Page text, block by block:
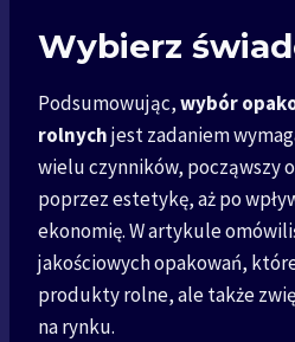
Wybierz
Podsumowując,wybór
rolnychjest zadaniem
wielu czynników, począwszy
poprzez estetykę, aż po
ekonomię. W artykule
jakościowych opakowań,
produkty rolne, ale także
na rynku.